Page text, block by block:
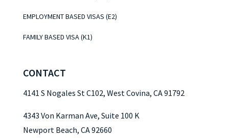
EMPLOYMENT BASED VISAS (E2)
FAMILY BASED VISA (K1)
CONTACT
4141 S Nogales St C102, West Covina, CA 91792
4343 Von Karman Ave, Suite 100 K
Newport Beach, CA 92660